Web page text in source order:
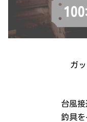
ガ
台風
釣具